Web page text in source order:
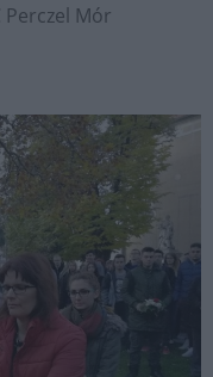
Perczel Mór